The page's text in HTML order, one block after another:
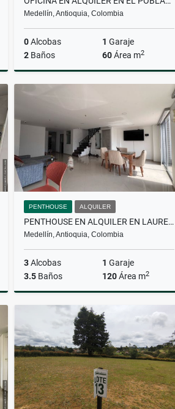
Medellín, Antioquia, Colombia
0Alcobas 1 Garaje
2 Baños 60Área m2
Alquiler
PENTHOUSE ALQUILER
PENTHOUSE EN ALQUILER EN LAURELES
Medellín, Antioquia, Colombia
3Alcobas 1 Garaje
3.5 Baños 120Área m2
Alquiler
$6.000.000